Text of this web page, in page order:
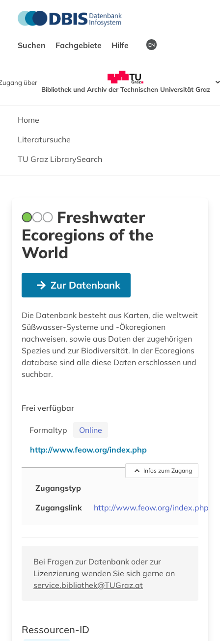
Suchen Fachgebiete Hilfe EN
über
Bibliothek und Archiv der Technischen Universität Graz
Home
Literatursuche
TU Graz LibrarySearch
Freshwater
Ecoregions of the
World
Zur Datenbank
Die Datenbank besteht aus Karten, die weltweit
Süßwasser-Systeme und -Ökoregionen
nachweisen, sowie aus Daten der zugehörigen
Spezies und zur Biodiversität. In der Ecoregions
database sind alle diese Daten erschlossen und
suchbar.
Frei verfügbar
Formaltyp
Online
http://www.feow.org/index.php
Infos zum Zugang
Zugangstyp
Zugangslink
http://www.feow.org/index.php
Bei Fragen zur Datenbank oder zur
Lizenzierung wenden Sie sich gerne an
service.bibliothek@TUGraz.at
Ressourcen-ID